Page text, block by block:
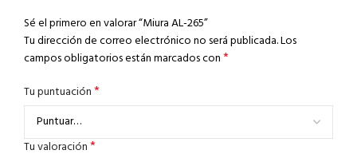
Sé el primero en valorar “Miura AL-265”
Tu dirección de correo electrónico no será publicada.Los
campos obligatorios están marcados con*
Tu puntuación*
Tu valoración*